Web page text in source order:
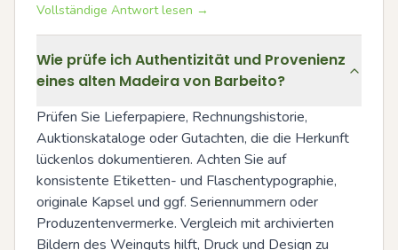
Vollständige Antwort lesen →
Wie prüfe ich Authentizität und Provenienz
eines alten Madeira von Barbeito?
Prüfen Sie Lieferpapiere, Rechnungshistorie,
Auktionskataloge oder Gutachten, die die Herkunft
lückenlos dokumentieren. Achten Sie auf
konsistente Etiketten- und Flaschentypographie,
originale Kapsel und ggf. Seriennummern oder
Produzentenvermerke. Vergleich mit archivierten
Bildern des Weinguts hilft, Druck und Design zu